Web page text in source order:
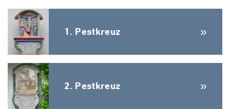
1. Pestkreuz
2. Pestkreuz